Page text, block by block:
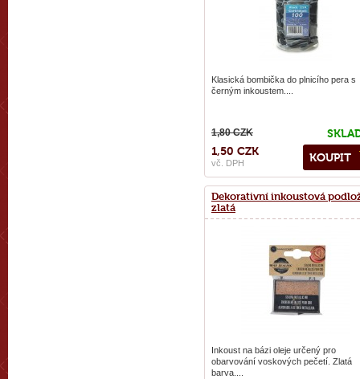
Klasická bombička do plnicího pera s
černým inkoustem....
KOUPIT
1,80 CZK
1,50 CZK
vč. DPH
Dekorativní inkoustová
zlatá
Inkoust na bázi oleje určený pro
obarvování voskových pečetí. Zlatá
barva....